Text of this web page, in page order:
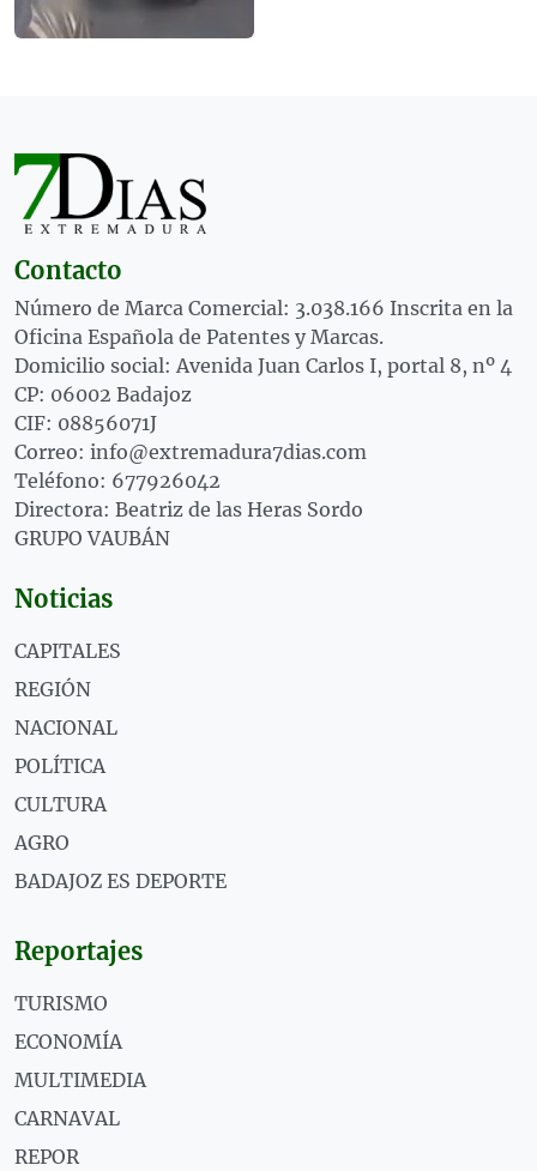
Contacto
Número de Marca Comercial: 3.038.166 Inscrita en la
Oficina Española de Patentes y Marcas.
Domicilio social: Avenida Juan Carlos I, portal 8, nº 4
CP: 06002 Badajoz
CIF: 08856071J
Correo: info@extremadura7dias.com
Teléfono: 677926042
Directora: Beatriz de las Heras Sordo
GRUPO VAUBÁN
Noticias
CAPITALES
REGIÓN
NACIONAL
POLÍTICA
CULTURA
AGRO
BADAJOZ ES DEPORTE
Reportajes
TURISMO
ECONOMÍA
MULTIMEDIA
CARNAVAL
REPOR